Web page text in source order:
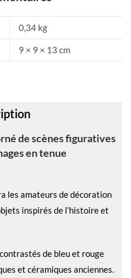
a
:
0,34 kg
9 × 9 × 13 cm
de scènes figuratives
en tenue
les amateurs de décoration
inspirés de l’histoire et
de bleu et rouge
et céramiques anciennes.